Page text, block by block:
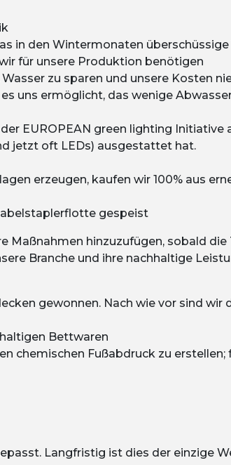
in den Wintermonaten
für unsere Produktion benötigen
zu sparen und unsere Kosten
uns ermöglicht, das wenige
EUROPEAN green lighting Initiative
jetzt oft LEDs) ausgestattet hat.
erzeugen, kaufen wir 100% aus
gespeist
Maßnahmen hinzuzufügen, sobald die
Branche und ihre nachhaltige
gewonnen. Nach wie vor sind wir
Bettwaren
chemischen Fußabdruck zu erstellen;
Langfristig ist dies der einzige